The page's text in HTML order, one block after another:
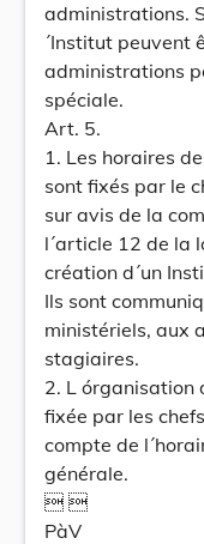
administrations.
´Institut peuvent
administrations
spéciale.
Art. 5.
1. Les horaires
sont fixés par le
sur avis de la
l´article 12 de la
création d´un
Ils sont
ministériels, aux
stagiaires.
2. L órganisation
fixée par les
compte de
générale.
 
PàV